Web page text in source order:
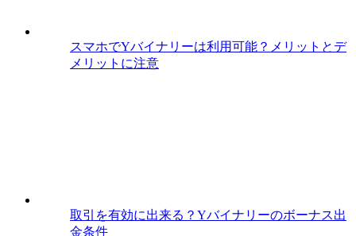
スマホでYバイナリーは利用可能？メリットとデ
メリットに注意
取引を有効に出来る？Yバイナリーのボーナス出
金条件